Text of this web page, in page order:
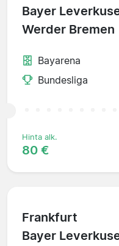
Bayer
Werder Bremen
Bayarena
Bundesliga
Hinta alk.
80 €
Frankfurt
Bayer